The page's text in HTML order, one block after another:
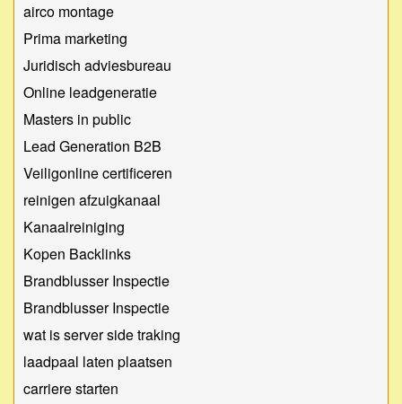
airco montage
Prima marketing
Juridisch adviesbureau
Online leadgeneratie
Masters in public
Lead Generation B2B
Veiligonline certificeren
reinigen afzuigkanaal
Kanaalreiniging
Kopen Backlinks
Brandblusser Inspectie
Brandblusser Inspectie
wat is server side traking
laadpaal laten plaatsen
carriere starten